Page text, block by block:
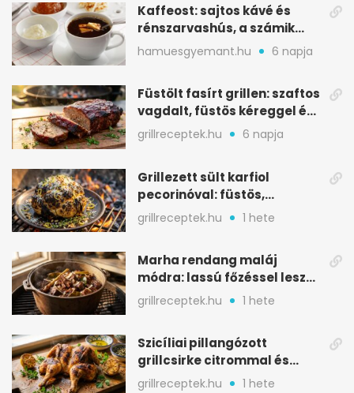
Kaffeost: sajtos kávé és
rénszarvashús, a számik
melegítő itala
hamuesgyemant.hu 6 napja
Füstölt fasírt grillen: szaftos
vagdalt, füstös kéreggel és
BBQ mázzal
grillreceptek.hu 6 napja
Grillezett sült karfiol
pecorinóval: füstös,
karamellizált nyári kedvenc
grillreceptek.hu 1 hete
Marha rendang maláj
módra: lassú főzéssel lesz
igazán szaftos
grillreceptek.hu 1 hete
Szicíliai pillangózott
grillcsirke citrommal és
oregánóval
grillreceptek.hu 1 hete